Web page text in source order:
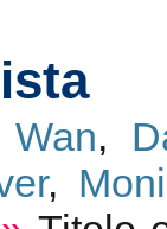
,
,